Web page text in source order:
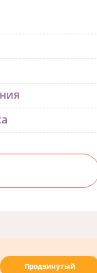
Продвинутый